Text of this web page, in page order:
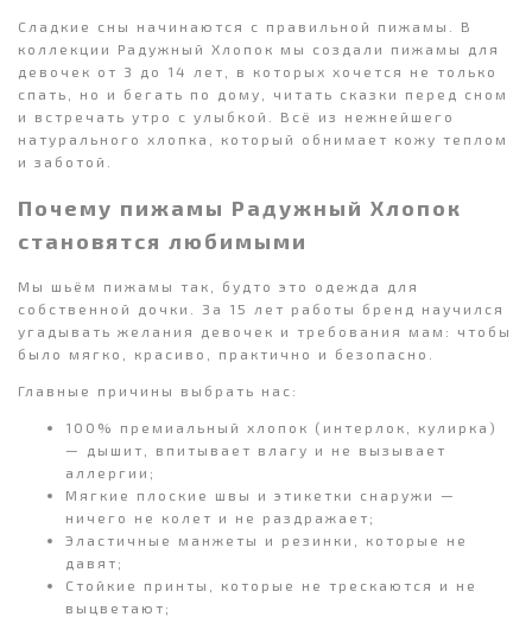
Сладкие сны начинаются с правильной пижамы. В
коллекции Радужный Хлопок мы создали пижамы для
девочек от 3 до 14 лет, в которых хочется не только
спать, но и бегать по дому, читать сказки перед сном
и встречать утро с улыбкой. Всё из нежнейшего
натурального хлопка, который обнимает кожу теплом
и заботой.
Почему пижамы Радужный Хлопок
становятся любимыми
Мы шьём пижамы так, будто это одежда для
собственной дочки. За 15 лет работы бренд научился
угадывать желания девочек и требования мам: чтобы
было мягко, красиво, практично и безопасно.
Главные причины выбрать нас:
100% премиальный хлопок (интерлок, кулирка)
— дышит, впитывает влагу и не вызывает
аллергии;
Мягкие плоские швы и этикетки снаружи —
ничего не колет и не раздражает;
Эластичные манжеты и резинки, которые не
давят;
Стойкие принты, которые не трескаются и не
выцветают;